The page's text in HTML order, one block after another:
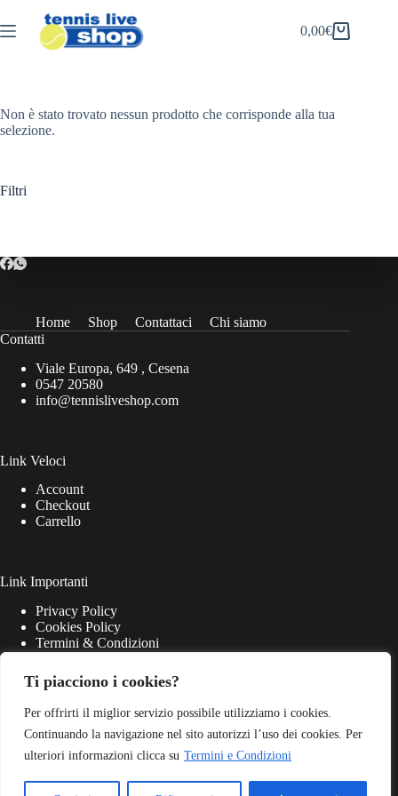
Ti piacciono i cookies?
Per offrirti il miglior servizio possibile utilizziamo i cookies.
Continuando la navigazione nel sito autorizzi l’uso dei cookies. Per
ulteriori informazioni clicca su Termini e Condizioni
al
contenuto
Carrello
0,00€
Non è stato trovato nessun prodotto che corrisponde alla tua
selezione.
Filtri
Home Shop Contattaci
Chi siamo
Contatti
Viale Europa, 649 , Cesena
0547 20580
info@tennisliveshop.com
Link Veloci
Account
Checkout
Carrello
Link Importanti
Privacy Policy
Cookies Policy
Termini & Condizioni